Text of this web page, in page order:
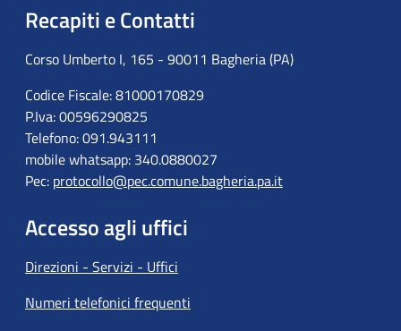
Recapiti e Contatti
Corso Umberto I, 165 - 90011 Bagheria (PA)
Codice Fiscale: 81000170829
P.Iva: 00596290825
Telefono: 091.943111
mobile whatsapp: 340.0880027
Pec: protocollo@pec.comune.bagheria.pa.it
Accesso agli uffici
Direzioni - Servizi - Uffici
Numeri telefonici frequenti